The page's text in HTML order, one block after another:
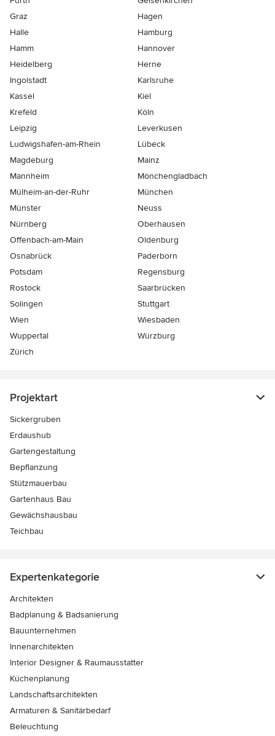
Graz
Hagen
Halle
Hamburg
Hamm
Hannover
Heidelberg
Herne
Ingolstadt
Karlsruhe
Kassel
Kiel
Krefeld
Köln
Leipzig
Leverkusen
Ludwigshafen-am-Rhein
Lübeck
Magdeburg
Mainz
Mannheim
Mönchen­gladbach
Mülheim-an-der-Ruhr
München
Münster
Neuss
Nürnberg
Oberhausen
Offenbach-am-Main
Oldenburg
Osnabrück
Paderborn
Potsdam
Regensburg
Rostock
Saarbrücken
Solingen
Stuttgart
Wien
Wiesbaden
Wuppertal
Würzburg
Zürich
Projektart
Sickergruben
Erdaushub
Gartengestaltung
Bepflanzung
Stützmauerbau
Gartenhaus Bau
Gewächshausbau
Teichbau
Expertenkategorie
Architekten
Badplanung & Badsanierung
Bauunternehmen
Innenarchitekten
Interior Designer & Raumausstatter
Küchenplanung
Landschaftsarchitekten
Armaturen & Sanitärbedarf
Beleuchtung